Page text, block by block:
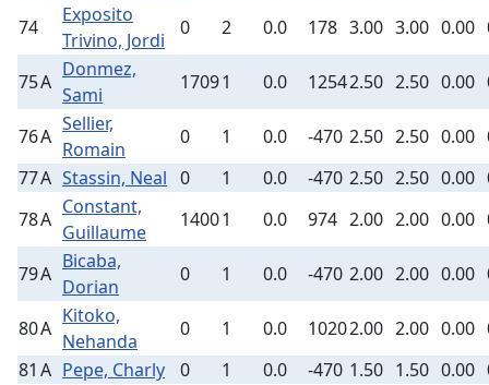
74
Exposito
Trivino, Jordi
0 2 0.0 178 3.00 3.00 0.00
75A
Donmez,
Sami
17091 0.0 12542.50 2.50 0.00
76A
Sellier,
Romain
0 1 0.0 -470 2.50 2.50 0.00
77A Stassin, Neal 0 1 0.0 -470 2.50 2.50 0.00
78A
Constant,
Guillaume
14001 0.0 974 2.00 2.00 0.00
79A
Bicaba,
Dorian
0 1 0.0 -470 2.00 2.00 0.00
80A
Kitoko,
Nehanda
0 1 0.0 10202.00 2.00 0.00
81 A Pepe, Charly 0 1 0.0 -470 1.50 1.50 0.00